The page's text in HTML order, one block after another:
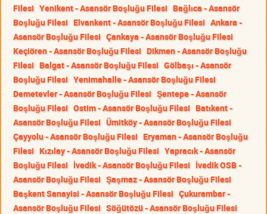
Filesi Yenikent - Asansör Boşluğu Filesi Bağlıca - Asansör
Boşluğu Filesi Elvankent - Asansör Boşluğu Filesi Ankara -
Asansör Boşluğu Filesi Çankaya - Asansör Boşluğu Filesi
Keçiören - Asansör Boşluğu Filesi Dikmen - Asansör Boşluğu
Filesi Balgat - Asansör Boşluğu Filesi Gölbaşı - Asansör
Boşluğu Filesi Yenimahalle - Asansör Boşluğu Filesi
Demetevler - Asansör Boşluğu Filesi Şentepe - Asansör
Boşluğu Filesi Ostim - Asansör Boşluğu Filesi Batıkent -
Asansör Boşluğu Filesi Ümitköy - Asansör Boşluğu Filesi
Çayyolu - Asansör Boşluğu Filesi Eryaman - Asansör Boşluğu
Filesi Kızılay - Asansör Boşluğu Filesi Yapracık - Asansör
Boşluğu Filesi İvedik - Asansör Boşluğu Filesi İvedik OSB -
Asansör Boşluğu Filesi Şaşmaz - Asansör Boşluğu Filesi
Başkent Sanayisi - Asansör Boşluğu Filesi Çukurambar -
Asansör Boşluğu Filesi Söğütözü - Asansör Boşluğu Filesi